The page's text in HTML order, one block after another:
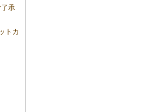
承
トカ